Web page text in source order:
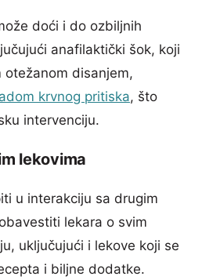
doći i do ozbiljnih
anafilaktički šok, koji
otežanom disanjem,
krvnog pritiska, što
intervenciju.
lekovima
u interakciju sa drugim
lekara o svim
uključujući i lekove koji se
i biljne dodatke.